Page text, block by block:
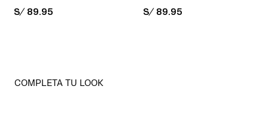
PRICE:
S/ 89.95 PRICE:
S/ 89.95
COMPLETA TU LOOK